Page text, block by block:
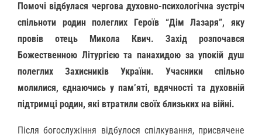
Помочі відбулася чергова духовно-психологічна зустріч
спільноти родин полеглих Героїв “Дім Лазаря”, яку
провів отець Микола Квич. Захід розпочався
Божественною Літургією та панахидою за упокій душ
полеглих Захисників України. Учасники спільно
молилися, єднаючись у пам’яті, вдячності та духовній
підтримці родин, які втратили своїх близьких на війні.
Після богослужіння відбулося спілкування, присвячене